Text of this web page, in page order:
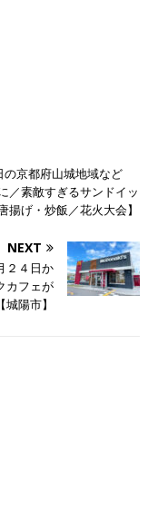
の京都府山城地域など
／素敵すぎるサンドイッ
揚げ・炒飯／花火大会】
NEXT
２４日か
カフェが
陽市】